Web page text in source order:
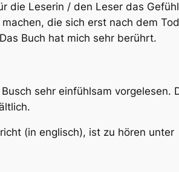
die Leserin / den Leser das
die sich erst nach dem
Buch hat mich sehr berührt.
sehr einfühlsam vorgelesen.
(in englisch), ist zu hören unter